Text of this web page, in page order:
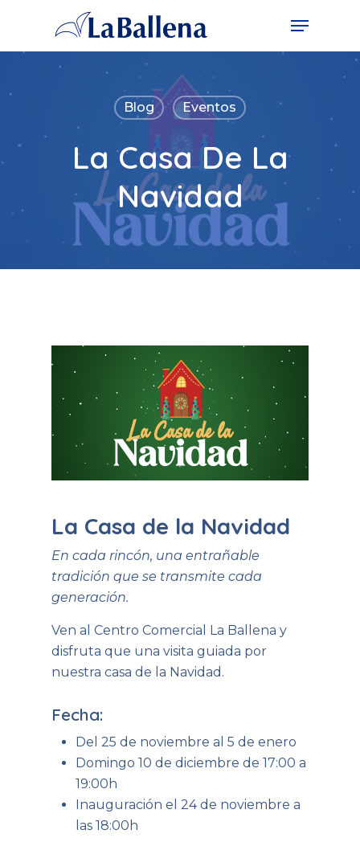
Blog Eventos
La Casa De La
Navidad
La Casa de la Navidad
En cada rincón, una entrañable
tradición que se transmite cada
generación.
Ven al Centro Comercial La Ballena y
disfruta que una visita guiada por
nuestra casa de la Navidad.
Fecha:
Del 25 de noviembre al 5 de enero
Domingo 10 de diciembre de 17:00 a
19:00h
Inauguración el 24 de noviembre a
las 18:00h